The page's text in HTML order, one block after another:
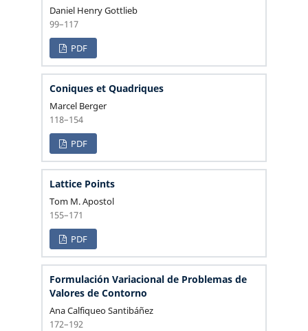
Daniel Henry Gottlieb
99–117
PDF
Coniques et Quadriques
Marcel Berger
118–154
PDF
Lattice Points
Tom M. Apostol
155–171
PDF
Formulación Variacional de Problemas de
Valores de Contorno
Ana Calfiqueo Santibáñez
172–192